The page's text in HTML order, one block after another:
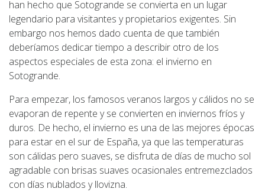
han hecho que Sotogrande se convierta en un lugar
legendario para visitantes y propietarios exigentes. Sin
embargo nos hemos dado cuenta de que también
deberíamos dedicar tiempo a describir otro de los
aspectos especiales de esta zona: el invierno en
Sotogrande.
Para empezar, los famosos veranos largos y cálidos no se
evaporan de repente y se convierten en inviernos fríos y
duros. De hecho, el invierno es una de las mejores épocas
para estar en el sur de España, ya que las temperaturas
son cálidas pero suaves, se disfruta de días de mucho sol
agradable con brisas suaves ocasionales entremezclados
con días nublados y llovizna.